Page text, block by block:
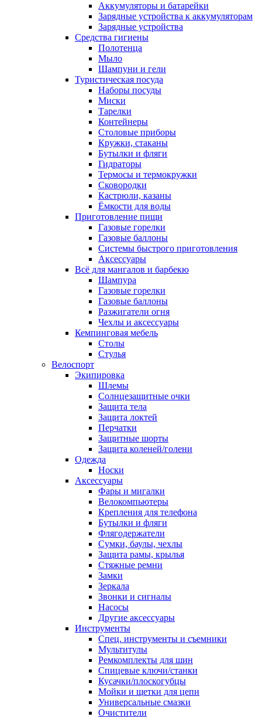
Аккумуляторы и батарейки
Зарядные устройства к аккумуляторам
Зарядные устройства
Средства гигиены
Полотенца
Мыло
Шампуни и гели
Туристическая посуда
Наборы посуды
Миски
Тарелки
Контейнеры
Столовые приборы
Кружки, стаканы
Бутылки и фляги
Гидраторы
Термосы и термокружки
Сковородки
Кастрюли, казаны
Ёмкости для воды
Приготовление пищи
Газовые горелки
Газовые баллоны
Системы быстрого приготовления
Аксессуары
Всё для мангалов и барбекю
Шампура
Газовые горелки
Газовые баллоны
Разжигатели огня
Чехлы и аксессуары
Кемпинговая мебель
Столы
Стулья
Велоспорт
Экипировка
Шлемы
Солнцезащитные очки
Защита тела
Защита локтей
Перчатки
Защитные шорты
Защита коленей/голени
Одежда
Носки
Аксессуары
Фары и мигалки
Велокомпьютеры
Крепления для телефона
Бутылки и фляги
Флягодержатели
Сумки, баулы, чехлы
Защита рамы, крылья
Стяжные ремни
Замки
Зеркала
Звонки и сигналы
Насосы
Другие аксессуары
Инструменты
Спец. инструменты и съемники
Мультитулы
Ремкомплекты для шин
Спицевые ключи/станки
Кусачки/плоскогубцы
Мойки и щетки для цепи
Универсальные смазки
Очистители